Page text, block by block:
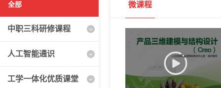
全部
中职三科研修课程
人工智能通识
工学一体化优质课堂
微课程